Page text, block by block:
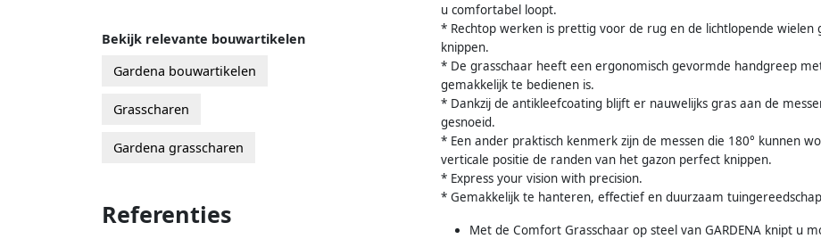
u comfortabel loopt.
* Rechtop werken is prettig voor de rug en de lichtlopende wielen
knippen.
* De grasschaar heeft een ergonomisch gevormde handgreep
gemakkelijk te bedienen is.
* Dankzij de antikleefcoating blijft er nauwelijks gras aan de
gesnoeid.
* Een ander praktisch kenmerk zijn de messen die 180° kunnen
verticale positie de randen van het gazon perfect knippen.
* Express your vision with precision.
* Gemakkelijk te hanteren, effectief en duurzaam
Met de Comfort Grasschaar op steel van GARDENA knipt u
Bekijk relevante bouwartikelen
Gardena bouwartikelen
Grasscharen
Gardena grasscharen
Referenties